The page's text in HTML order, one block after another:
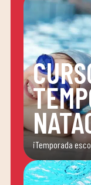
¡Temporada